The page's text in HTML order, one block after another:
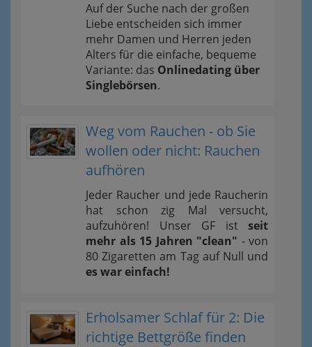
Auf der Suche nach der großen
Liebe entscheiden sich immer
mehr Damen und Herren jeden
Alters für die einfache, bequeme
Variante: das Onlinedating über
Singlebörsen.
Weg vom Rauchen - ob Sie
wollen oder nicht: Rauchen
aufhören
Jeder Raucher und jede Raucherin
hat schon zig Mal versucht,
aufzuhören! Unser GF ist seit
mehr als 15 Jahren "clean" - von
80 Zigaretten am Tag auf Null und
es war einfach!
Erholsamer Schlaf für 2: Die
richtige Bettgröße finden